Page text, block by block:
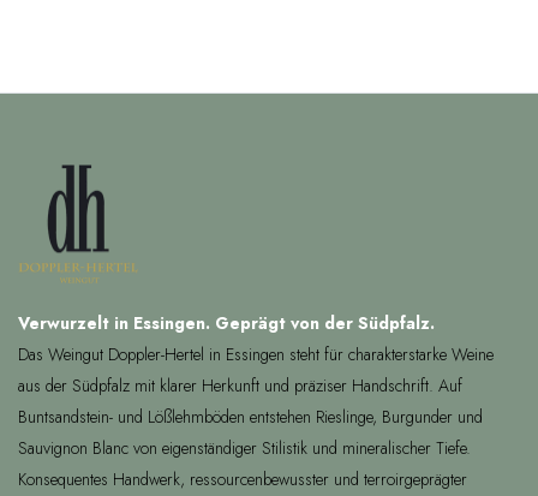
Verwurzelt in Essingen. Geprägt von der Südpfalz.
Das Weingut Doppler-Hertel in Essingen steht für charakterstarke Weine
aus der Südpfalz mit klarer Herkunft und präziser Handschrift. Auf
Buntsandstein- und Lößlehmböden entstehen Rieslinge, Burgunder und
Sauvignon Blanc von eigenständiger Stilistik und mineralischer Tiefe.
Konsequentes Handwerk, ressourcenbewusster und terroirgeprägter